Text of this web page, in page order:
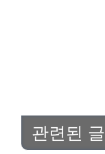
관련된 글